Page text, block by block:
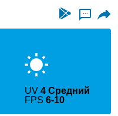
...
UV4 Средний
FPS6-10